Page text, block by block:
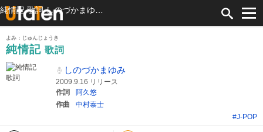
よみ：じゅんじょうき
純情記 歌詞
しのづかまゆみ
2009.9.16 リリース
作詞
阿久悠
作曲
中村泰士
#J-POP